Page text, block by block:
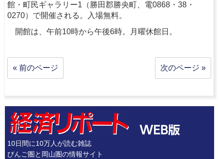
館・町民ギャラリー1（勝田郡勝央町、電0868・38・
0270）で開催される。入場無料。
開館は、午前10時から午後6時。月曜休館日。
« 前のページ 次のページ »
10日間に10万人が読む雑誌
びんご圏と岡山圏の情報サイト